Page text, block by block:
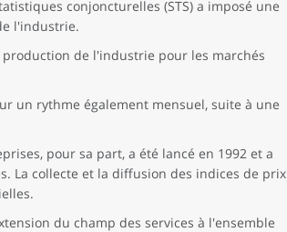
conjoncturelles (STS) a imposé une
l'industrie.
de l'industrie pour les marchés
un rythme également mensuel, suite à une
pour sa part, a été lancé en 1992 et a
La collecte et la diffusion des indices de prix
du champ des services à l'ensemble